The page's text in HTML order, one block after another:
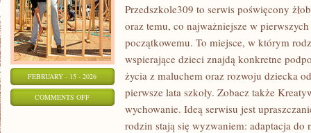
FEBRUARY - 15 - 2026
COMMENTS OFFON
PRZEDSZKOLA
Przedszkole309 to serwis poświęcony
oraz temu, co najważniejsze w
początkowemu. To miejsce, w którym
wspierające dzieci znajdą konkretne
życia z maluchem oraz rozwoju dziecka
pierwsze lata szkoły. Zobacz także
wychowanie. Ideą serwisu jest
rodzin stają się wyzwaniem: adaptacja do